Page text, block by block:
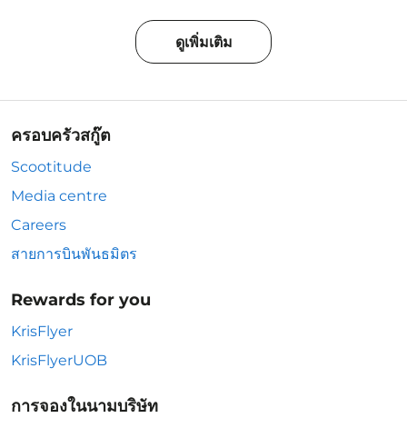
ดูเพิ่มเติม
ครอบครัวสกู๊ต
Scootitude
Media centre
Careers
สายการบินพันธมิตร
Rewards for you
KrisFlyer
KrisFlyerUOB
การจองในนามบริษัท